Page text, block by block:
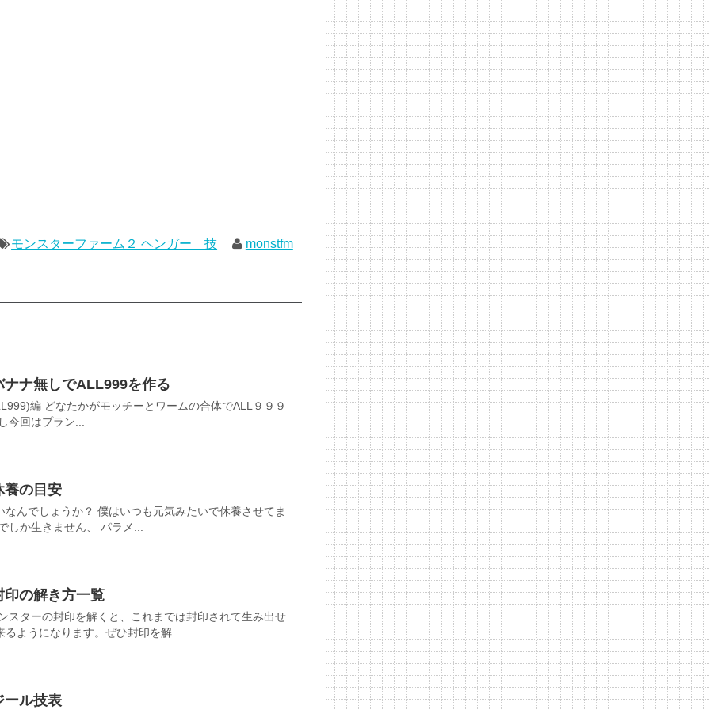
モンスターファーム２ ヘンガー 技 monstfm
ナ無しでALL999を作る
編 どなたかがモッチーとワームの合体でALL９９９
今回はプラン...
養の目安
んでしょうか？ 僕はいつも元気みたいで休養させてま
しか生きません、 パラメ...
の解き方一覧
スターの封印を解くと、これまでは封印されて生み出せ
ようになります。ぜひ封印を解...
ール技表